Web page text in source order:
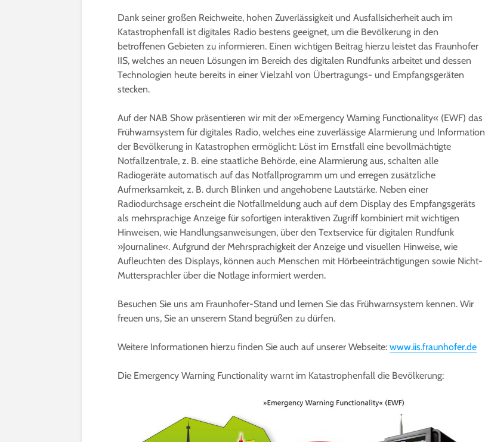
Dank seiner großen Reichweite, hohen Zuverlässigkeit und Ausfallsicherheit auch im
Katastrophenfall ist digitales Radio bestens geeignet, um die Bevölkerung in den
betroffenen Gebieten zu informieren. Einen wichtigen Beitrag hierzu leistet das Fraunhofer
IIS, welches an neuen Lösungen im Bereich des digitalen Rundfunks arbeitet und dessen
Technologien heute bereits in einer Vielzahl von Übertragungs- und Empfangsgeräten
stecken.
Auf der NAB Show präsentieren wir mit der »Emergency Warning Functionality« (EWF) das
Frühwarnsystem für digitales Radio, welches eine zuverlässige Alarmierung und Information
der Bevölkerung in Katastrophen ermöglicht: Löst im Ernstfall eine bevollmächtigte
Notfallzentrale, z. B. eine staatliche Behörde, eine Alarmierung aus, schalten alle
Radiogeräte automatisch auf das Notfallprogramm um und erregen zusätzliche
Aufmerksamkeit, z. B. durch Blinken und angehobene Lautstärke. Neben einer
Radiodurchsage erscheint die Notfallmeldung auch auf dem Display des Empfangsgeräts
als mehrsprachige Anzeige für sofortigen interaktiven Zugriff kombiniert mit wichtigen
Hinweisen, wie Handlungsanweisungen, über den Textservice für digitalen Rundfunk
»Journaline«. Aufgrund der Mehrsprachigkeit der Anzeige und visuellen Hinweise, wie
Aufleuchten des Displays, können auch Menschen mit Hörbeeinträchtigungen sowie Nicht-
Muttersprachler über die Notlage informiert werden.
Besuchen Sie uns am Fraunhofer-Stand und lernen Sie das Frühwarnsystem kennen. Wir
freuen uns, Sie an unserem Stand begrüßen zu dürfen.
Weitere Informationen hierzu finden Sie auch auf unserer Webseite: www.iis.fraunhofer.de
Die Emergency Warning Functionality warnt im Katastrophenfall die Bevölkerung: